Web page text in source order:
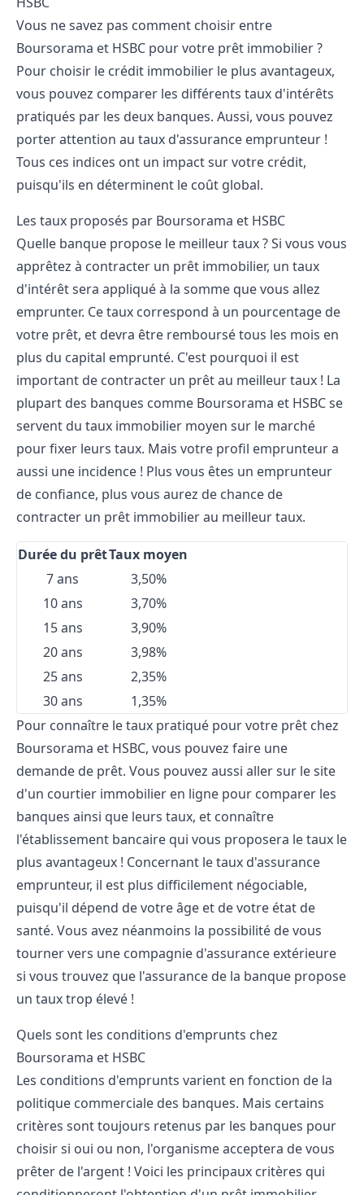
Vous ne savez pas comment choisir entre
Boursorama et HSBC pour votre prêt immobilier ?
Pour choisir le crédit immobilier le plus avantageux,
vous pouvez comparer les différents taux d'intérêts
pratiqués par les deux banques. Aussi, vous pouvez
porter attention au taux d'assurance emprunteur !
Tous ces indices ont un impact sur votre crédit,
puisqu'ils en déterminent le coût global.
Les taux proposés par Boursorama et HSBC
Quelle banque propose le meilleur taux ? Si vous vous
apprêtez à contracter un prêt immobilier, un taux
d'intérêt sera appliqué à la somme que vous allez
emprunter. Ce taux correspond à un pourcentage de
votre prêt, et devra être remboursé tous les mois en
plus du capital emprunté. C'est pourquoi il est
important de contracter un prêt au meilleur taux ! La
plupart des banques comme Boursorama et HSBC se
servent du taux immobilier moyen sur le marché
pour fixer leurs taux. Mais votre profil emprunteur a
aussi une incidence ! Plus vous êtes un emprunteur
de confiance, plus vous aurez de chance de
contracter un prêt immobilier au meilleur taux.
Durée du prêtTaux moyen
7 ans
3,50%
10 ans
3,70%
15 ans
3,90%
20 ans
3,98%
25 ans
2,35%
30 ans
1,35%
Pour connaître le taux pratiqué pour votre prêt chez
Boursorama et HSBC, vous pouvez faire une
demande de prêt. Vous pouvez aussi aller sur le site
d'un courtier immobilier en ligne pour comparer les
banques ainsi que leurs taux, et connaître
l'établissement bancaire qui vous proposera le taux le
plus avantageux ! Concernant le taux d'assurance
emprunteur, il est plus difficilement négociable,
puisqu'il dépend de votre âge et de votre état de
santé. Vous avez néanmoins la possibilité de vous
tourner vers une compagnie d'assurance extérieure
si vous trouvez que l'assurance de la banque propose
un taux trop élevé !
Quels sont les conditions d'emprunts chez
Boursorama et HSBC
Les conditions d'emprunts varient en fonction de la
politique commerciale des banques. Mais certains
critères sont toujours retenus par les banques pour
choisir si oui ou non, l'organisme acceptera de vous
prêter de l'argent ! Voici les principaux critères qui